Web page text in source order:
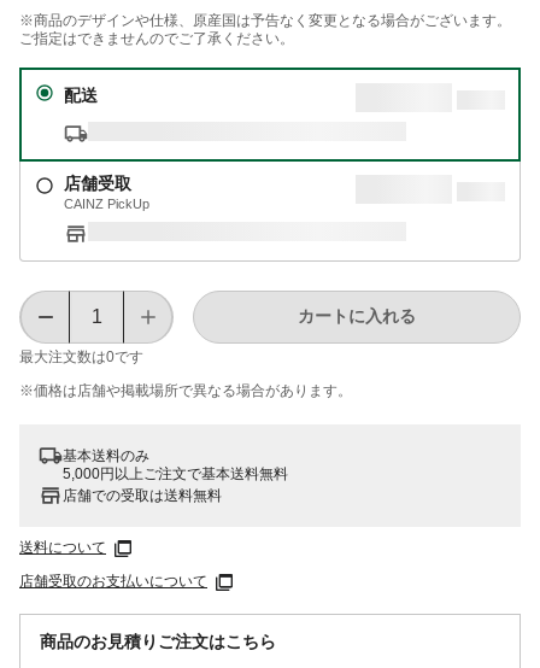
※商品のデザインや仕様、原産国は予告なく変更となる場合がございます。
ご指定はできませんのでご了承ください。
配送
店舗受取
CAINZ PickUp
最大注文数は0です
カートに入れる
※価格は​店舗や​掲載場所で​異なる​場合が​あります。
基本送料のみ
5,000円以上ご注文で基本送料無料
店舗での受取は送料無料
送料について
店舗受取のお支払いについて
商品のお見積りご注文はこちら